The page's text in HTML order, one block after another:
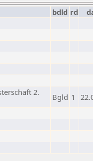
bdld rd
2.
Bgld 1